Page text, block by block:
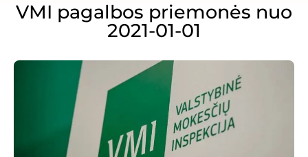
VMI pagalbos priemonės nuo
2021-01-01